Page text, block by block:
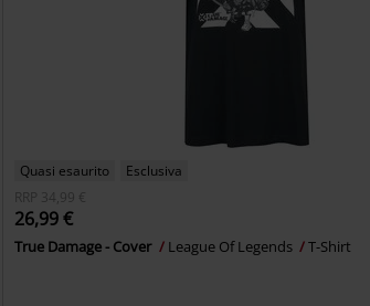
Quasi esaurito
Esclusiva
RRP
34,99 €
26,99 €
True Damage - Cover League Of Legends T-Shirt